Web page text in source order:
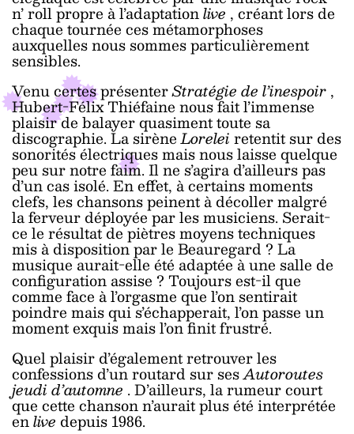
n’ roll propre à l’adaptationlive , créant lors de
chaque tournée ces métamorphoses
auxquelles nous sommes particulièrement
sensibles.
Venu certes présenterStratégie de l’inespoir,
Hubert-Félix Thiéfaine nous fait l’immense
plaisir de balayer quasiment toute sa
discographie. La sirèneLoreleiretentit sur des
sonorités électriques mais nous laisse quelque
peu sur notre faim. Il ne s’agira d’ailleurs pas
d’un cas isolé. En effet, à certains moments
clefs, les chansons peinent à décoller malgré
la ferveur déployée par les musiciens. Serait-
ce le résultat de piètres moyens techniques
mis à disposition par le Beauregard ? La
musique aurait-elle été adaptée à une salle de
configuration assise ? Toujours est-il que
comme face à l’orgasme que l’on sentirait
poindre mais qui s’échapperait, l’on passe un
moment exquis mais l’on finit frustré.
Quel plaisir d’également retrouver les
confessions d’un routard sur sesAutoroutes
jeudi d’automne . D’ailleurs, la rumeur court
que cette chanson n’aurait plus été interprétée
enlive depuis 1986.